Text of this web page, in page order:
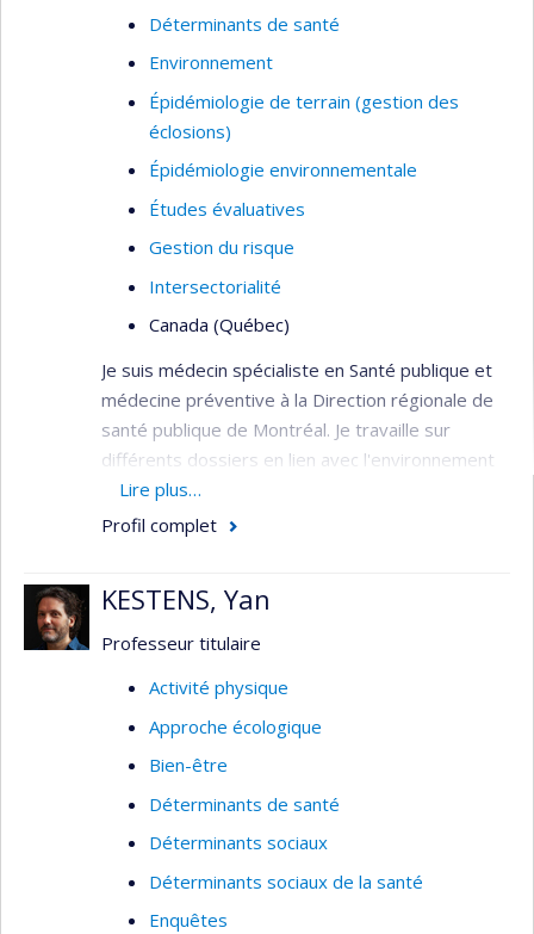
Déterminants de santé
Environnement
Épidémiologie de terrain (gestion des
éclosions)
Épidémiologie environnementale
Études évaluatives
Gestion du risque
Intersectorialité
Canada (Québec)
Je suis médecin spécialiste en Santé publique et
médecine préventive à la Direction régionale de
santé publique de Montréal. Je travaille sur
différents dossiers en lien avec l'environnement
urbain et la santé, dont le logement, le bruit
environnemental et la chaleur extrême. Je suis
McGill et professeur adjoint de clinique au
Département de médecine sociale et préventive
biostatistiques et santé au travail de l'Université
McGill.
Lire plus…
Profil complet
KESTENS, Yan
Professeur titulaire
Activité physique
Approche écologique
Bien-être
Déterminants de santé
Déterminants sociaux
Déterminants sociaux de la santé
Enquêtes